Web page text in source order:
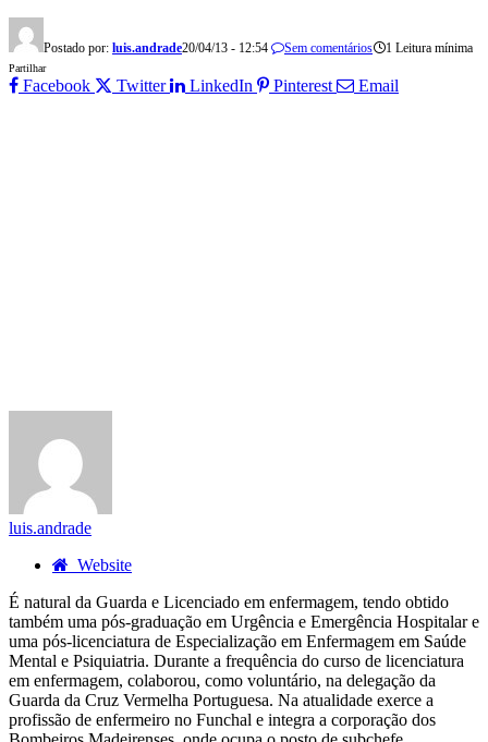
Postado por: luis.andrade20/04/13 - 12:54 Sem comentários 1 Leitura mínima
Partilhar
Facebook Twitter LinkedIn Pinterest Email
luis.andrade
Website
É natural da Guarda e Licenciado em enfermagem, tendo obtido
também uma pós-graduação em Urgência e Emergência Hospitalar e
uma pós-licenciatura de Especialização em Enfermagem em Saúde
Mental e Psiquiatria. Durante a frequência do curso de licenciatura
em enfermagem, colaborou, como voluntário, na delegação da
Guarda da Cruz Vermelha Portuguesa. Na atualidade exerce a
profissão de enfermeiro no Funchal e integra a corporação dos